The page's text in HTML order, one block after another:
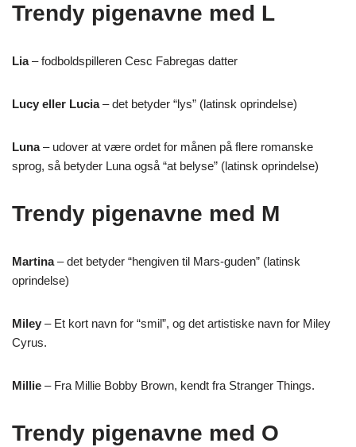
Trendy pigenavne med L
Lia– fodboldspilleren Cesc Fabregas datter
Lucy eller Lucia– det betyder “lys” (latinsk oprindelse)
Luna– udover at være ordet for månen på flere romanske
sprog, så betyder Luna også “at belyse” (latinsk oprindelse)
Trendy pigenavne med M
Martina– det betyder “hengiven til Mars-guden” (latinsk
oprindelse)
Miley – Et kort navn for “smil”, og det artistiske navn for Miley
Cyrus.
Millie – Fra Millie Bobby Brown, kendt fra Stranger Things.
Trendy pigenavne med O